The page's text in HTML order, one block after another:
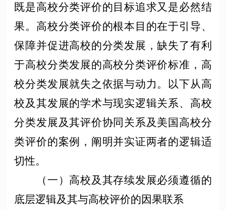
既是高校分类评价的目标追求又是必然结
果。高校分类评价的根本目的在于引导、
保障并促进高校的分类发展，缺失了有利
于高校分类发展的高校分类评价标准，高
校分类发展就失之依据与动力。以下从高
校及其发展的学术与现实逻辑关系、高校
分类发展及其评价协同关系及美国高校分
类评价的案例，阐明并实证两者的逻辑适
切性。
（一）高校及其存续发展必须遵循的
底层逻辑及其与高校评价的因果联系